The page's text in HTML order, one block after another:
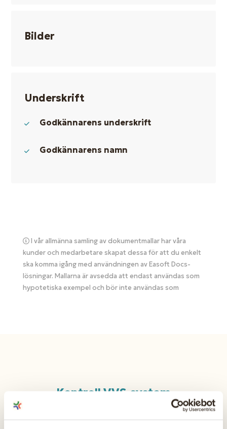
Bilder
Underskrift
Godkännarens underskrift
Godkännarens namn
I vår allmänna samling av dokumentmallar har våra
kunder och medarbetare skapat dessa för att du enkelt
ska komma igång med användningen av Easoft Docs-
lösningar. Mallarna är avsedda att endast användas som
hypotetiska exempel och bör inte användas som
Kontroll VVS-system
installationsmetod och